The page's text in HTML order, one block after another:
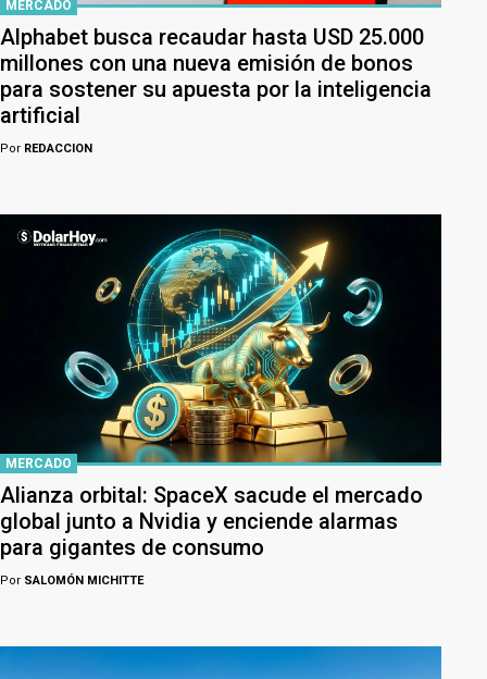
MERCADO
Alphabet busca recaudar hasta USD 25.000
millones con una nueva emisión de bonos
para sostener su apuesta por la inteligencia
artificial
Por REDACCION
MERCADO
Alianza orbital: SpaceX sacude el mercado
global junto a Nvidia y enciende alarmas
para gigantes de consumo
Por SALOMÓN MICHITTE